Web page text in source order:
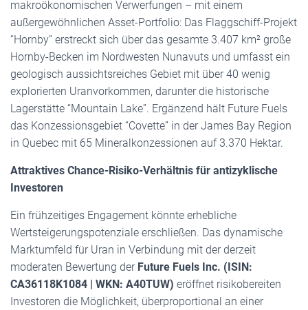
makroökonomischen Verwerfungen – mit einem
außergewöhnlichen Asset-Portfolio: Das Flaggschiff-Projekt
“Hornby” erstreckt sich über das gesamte 3.407 km² große
Hornby-Becken im Nordwesten Nunavuts und umfasst ein
geologisch aussichtsreiches Gebiet mit über 40 wenig
explorierten Uranvorkommen, darunter die historische
Lagerstätte “Mountain Lake”. Ergänzend hält Future Fuels
das Konzessionsgebiet “Covette” in der James Bay Region
in Quebec mit 65 Mineralkonzessionen auf 3.370 Hektar.
Attraktives Chance-Risiko-Verhältnis für antizyklische
Investoren
Ein frühzeitiges Engagement könnte erhebliche
Wertsteigerungspotenziale erschließen. Das dynamische
Marktumfeld für Uran in Verbindung mit der derzeit
moderaten Bewertung der Future Fuels Inc. (ISIN:
CA36118K1084 | WKN: A40TUW) eröffnet risikobereiten
Investoren die Möglichkeit, überproportional an einer